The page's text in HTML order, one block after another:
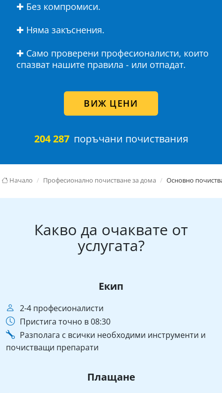
✚ Без компромиси.
✚ Няма закъснения.
✚ Само проверени професионалисти, които
спазват нашите правила - или отпадат.
ВИЖ ЦЕНИ
204 287 поръчани почиствания
Начало Професионално почистване за дома Основно
Какво да очаквате от
услугата?
Екип
2-4 професионалисти
Пристига точно в 08:30
Разполага с всички необходими инструменти и
почистващи препарати
Плащане